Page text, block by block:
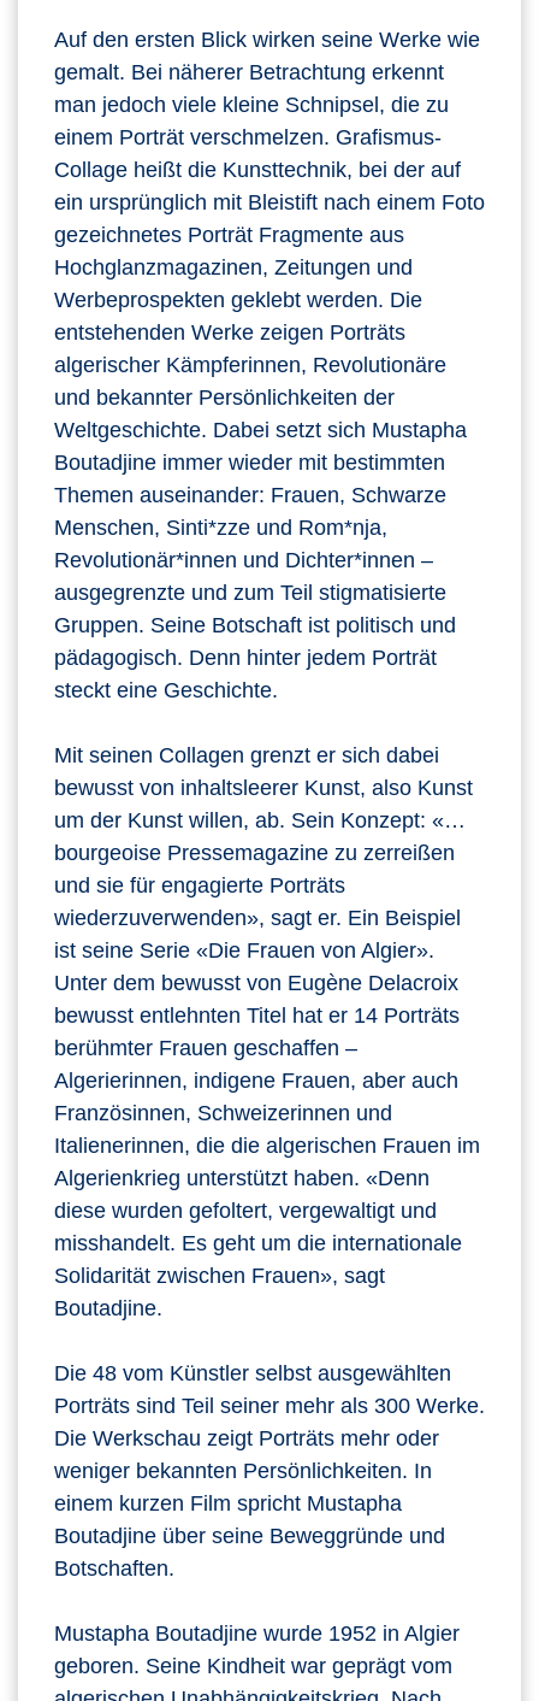
Auf den ersten Blick wirken seine Werke wie
gemalt. Bei näherer Betrachtung erkennt
man jedoch viele kleine Schnipsel, die zu
einem Porträt verschmelzen. Grafismus-
Collage heißt die Kunsttechnik, bei der auf
ein ursprünglich mit Bleistift nach einem Foto
gezeichnetes Porträt Fragmente aus
Hochglanzmagazinen, Zeitungen und
Werbeprospekten geklebt werden. Die
entstehenden Werke zeigen Porträts
algerischer Kämpferinnen, Revolutionäre
und bekannter Persönlichkeiten der
Weltgeschichte. Dabei setzt sich Mustapha
Boutadjine immer wieder mit bestimmten
Themen auseinander: Frauen, Schwarze
Menschen, Sinti*zze und Rom*nja,
Revolutionär*innen und Dichter*innen –
ausgegrenzte und zum Teil stigmatisierte
Gruppen. Seine Botschaft ist politisch und
pädagogisch. Denn hinter jedem Porträt
steckt eine Geschichte.
Mit seinen Collagen grenzt er sich dabei
bewusst von inhaltsleerer Kunst, also Kunst
um der Kunst willen, ab. Sein Konzept: «…
bourgeoise Pressemagazine zu zerreißen
und sie für engagierte Porträts
wiederzuverwenden», sagt er. Ein Beispiel
ist seine Serie «Die Frauen von Algier».
Unter dem bewusst von Eugène Delacroix
bewusst entlehnten Titel hat er 14 Porträts
berühmter Frauen geschaffen –
Algerierinnen, indigene Frauen, aber auch
Französinnen, Schweizerinnen und
Italienerinnen, die die algerischen Frauen im
Algerienkrieg unterstützt haben. «Denn
diese wurden gefoltert, vergewaltigt und
misshandelt. Es geht um die internationale
Solidarität zwischen Frauen», sagt
Boutadjine.
Die 48 vom Künstler selbst ausgewählten
Porträts sind Teil seiner mehr als 300 Werke.
Die Werkschau zeigt Porträts mehr oder
weniger bekannten Persönlichkeiten. In
einem kurzen Film spricht Mustapha
Boutadjine über seine Beweggründe und
Botschaften.
Mustapha Boutadjine wurde 1952 in Algier
geboren. Seine Kindheit war geprägt vom